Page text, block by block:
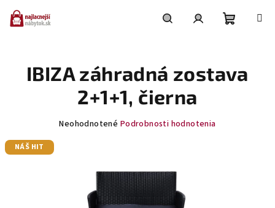
obsah
košík
IBIZA záhradná zostava
2+1+1, čierna
Priemerné
Neohodnotené Podrobnosti hodnotenia
NÁŠ HIT